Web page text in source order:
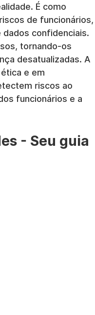
É como
de funcionários,
confidenciais.
tornando-os
desatualizadas. A
e em
riscos ao
funcionários e a
- Seu guia